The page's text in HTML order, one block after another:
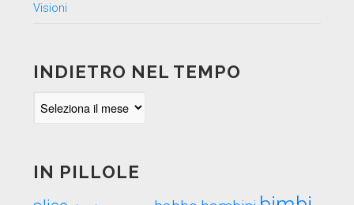
Visioni
INDIETRO NEL TEMPO
IN PILLOLE